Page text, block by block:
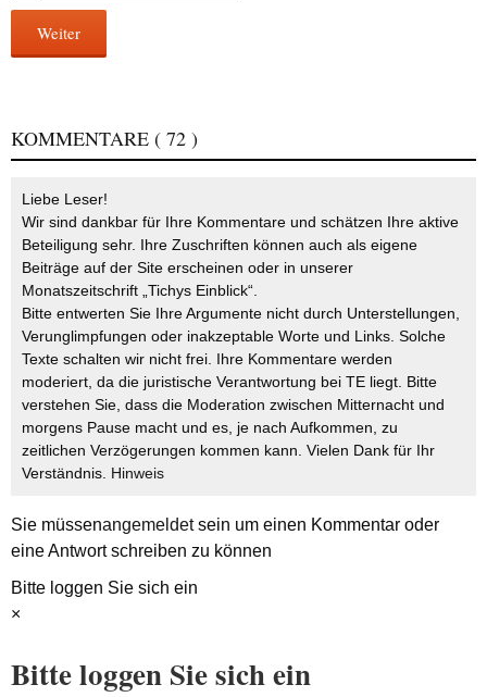
Weiter
KOMMENTARE ( 72 )
Liebe Leser!
Wir sind dankbar für Ihre Kommentare und schätzen Ihre aktive
Beteiligung sehr. Ihre Zuschriften können auch als eigene
Beiträge auf der Site erscheinen oder in unserer
Monatszeitschrift „Tichys Einblick“.
Bitte entwerten Sie Ihre Argumente nicht durch Unterstellungen,
Verunglimpfungen oder inakzeptable Worte und Links. Solche
Texte schalten wir nicht frei. Ihre Kommentare werden
moderiert, da die juristische Verantwortung bei TE liegt. Bitte
verstehen Sie, dass die Moderation zwischen Mitternacht und
morgens Pause macht und es, je nach Aufkommen, zu
zeitlichen Verzögerungen kommen kann. Vielen Dank für Ihr
Verständnis. Hinweis
Sie müssenangemeldetsein um einen Kommentar oder
eine Antwort schreiben zu können
Bitte loggen Sie sich ein
×
Bitte loggen Sie sich ein